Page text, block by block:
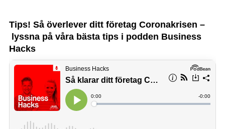
Tips! Så överlever ditt företag Coronakrisen –
lyssna på våra bästa tips i podden Business
Hacks